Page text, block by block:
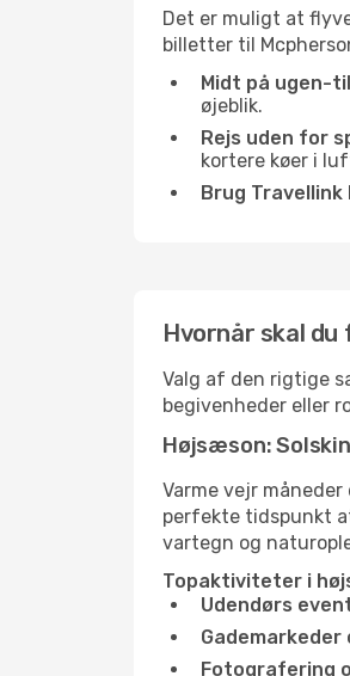
Det er muligt at
billetter til
Midt på ugen-
øjeblik.
Rejs uden for
kortere køer i
Brug Travellink
Hvornår skal
Valg af den rigtige
begivenheder eller
Højsæson:
Varme vejr
perfekte tidspunkt
vartegn og
Topaktiviteter i
Udendørs
Gademarkeder
Fotografering